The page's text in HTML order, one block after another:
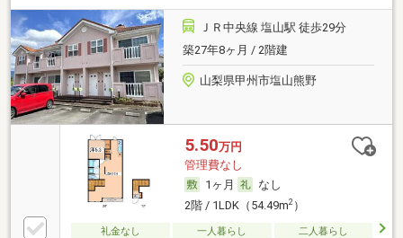
ＪＲ中央線 塩山駅 徒歩29分
築27年8ヶ月 / 2階建
山梨県甲州市塩山熊野
5.50万円
管理費なし
1ヶ月
なし
2階 / 1LDK（54.49m2）
礼金なし 一人暮らし
二人暮らし